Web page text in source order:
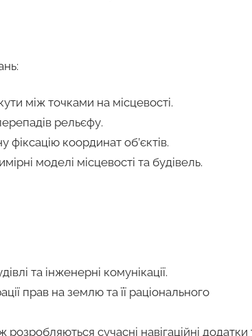
між точками на місцевості.
рельєфу.
координат об’єктів.
моделі місцевості та будівель.
та інженерні комунікації.
прав на землю та її раціонального
сучасні навігаційні додатки